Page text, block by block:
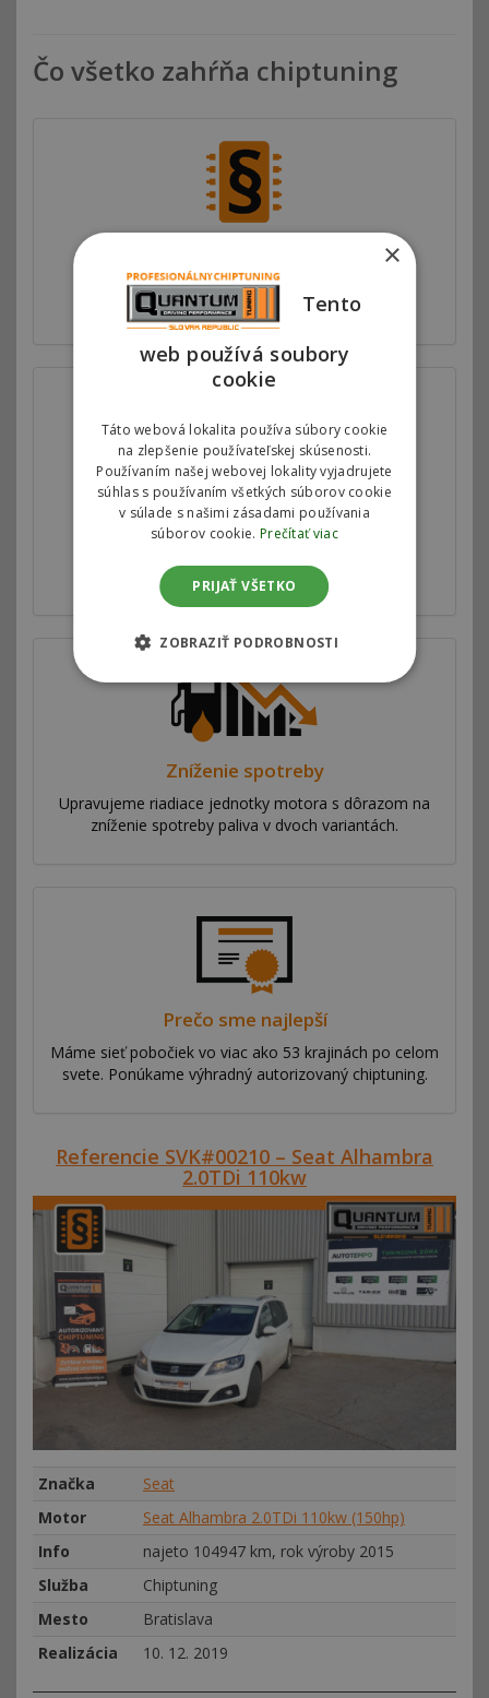
Čo všetko zahŕňa chiptuning
Motorové mapy v riadiacej jednotke motora
upravujeme v spolupráci s automobilkami.
Zvýšenie výkonu
Ponúkame softwérovú úpravu riadiacej jednotky
vozidla.
Zníženie spotreby
Upravujeme riadiace jednotky motora s dôrazom na
zníženie spotreby paliva v dvoch variantách.
Prečo sme najlepší
Máme sieť pobočiek vo viac ako 53 krajinách po celom
svete. Ponúkame výhradný autorizovaný chiptuning.
Referencie SVK#00210 – Seat Alhambra
2.0TDi 110kw
Značka
Seat
Motor
Seat Alhambra 2.0TDi 110kw (150hp)
Info
najeto 104947 km, rok výroby 2015
Služba
Chiptuning
Mesto
Bratislava
Realizácia
10. 12. 2019
×
Tento
web používá soubory
cookie
Táto webová lokalita používa súbory cookie
na zlepšenie používateľskej skúsenosti.
Používaním našej webovej lokality vyjadrujete
súhlas s používaním všetkých súborov cookie
v súlade s našimi zásadami používania
súborov cookie. Prečítať viac
PRIJAŤ VŠETKO
ZOBRAZIŤ PODROBNOSTI